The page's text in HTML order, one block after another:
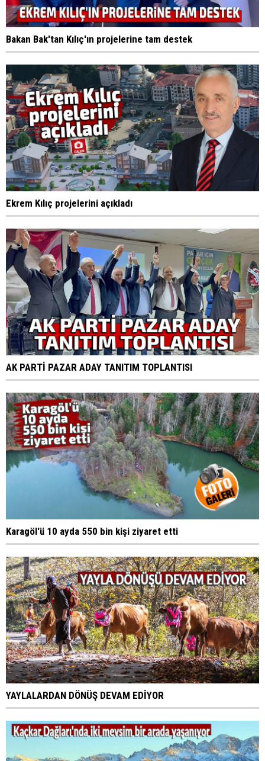
Bakan Bak'tan Kılıç'ın projelerine tam destek
Ekrem Kılıç projelerini açıkladı
AK PARTİ PAZAR ADAY TANITIM TOPLANTISI
Karagöl'ü 10 ayda 550 bin kişi ziyaret etti
YAYLALARDAN DÖNÜŞ DEVAM EDİYOR